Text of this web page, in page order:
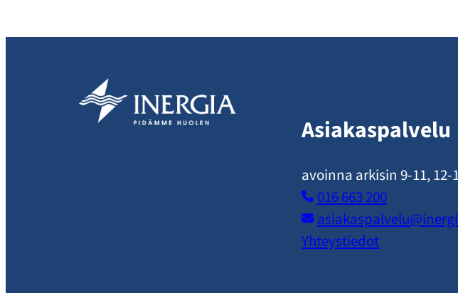
Asiakaspalvelu
avoinna arkisin 9-11, 12-
016 663 200
Yhteystiedot